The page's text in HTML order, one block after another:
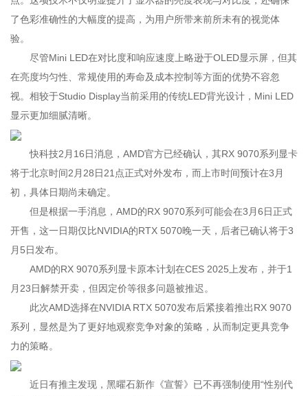
了色彩准确性的大幅度的提高，为用户所带来前所未有的视觉体
验。
尽管Mini LED在对比度和响应速度上略逊于OLED显示屏，但其
在亮度均匀性、常规使用的寿命及成本控制等方面的优势不容忽
视。相较于Studio Display当前采用的传统LED背光设计，Mini LED
显示更加细腻清晰。
快科技2月16日消息，AMD官方已经确认，其RX 9070系列显卡
将于北京时间2月28日21点正式对外发布，而上市时间预计在3月
初，具体日期尚未确定。
但是根据一手消息，AMD的RX 9070系列可能会在3月6日正式
开售，这一日期仅比NVIDIA的RTX 5070晚一天，后者已确认将于3
月5日发布。
AMD的RX 9070系列显卡原本计划在CES 2025上发布，并于1
月23日解禁开卖，但因定价等很多问题被推迟。
此次AMD选择在NVIDIA RTX 5070发布后紧接着推出RX 9070
系列，显然是为了更好地观察竞争对象的策略，从而制定更具竞争
力的策略。
近日有推主发现，黑曜石新作《宣誓》已不再强制使用“性别代